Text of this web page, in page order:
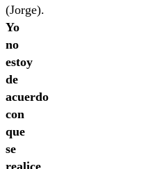
(Jorge).
Yo
no
estoy
de
acuerdo
con
que
se
realice